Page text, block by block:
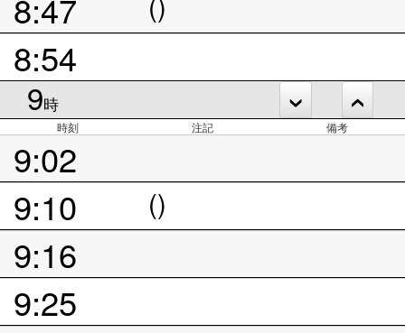
8:47
8:54
9時
時刻 注記 備考
9:02
9:10
()
9:16
9:25